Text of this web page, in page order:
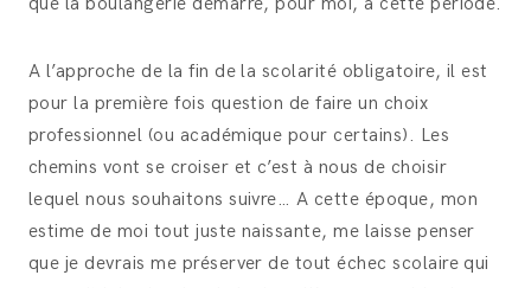
A l’approche de la fin de la scolarité obligatoire, il est
pour la première fois question de faire un choix
professionnel (ou académique pour certains). Les
chemins vont se croiser et c’est à nous de choisir
lequel nous souhaitons suivre… A cette époque, mon
estime de moi tout juste naissante, me laisse penser
que je devrais me préserver de tout échec scolaire qui